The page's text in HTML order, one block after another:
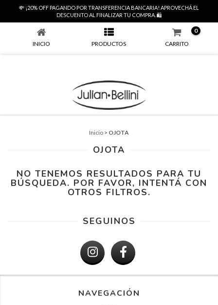
💸 ¡20% OFF PAGANDO POR TRANSFERENCIA BANCARIA! APROVECHÁ EL
DESCUENTO AL FINALIZAR TU COMPRA. 🛍️
OJOTA
INICIO PRODUCTOS CARRITO
0
Inicio > OJOTA
OJOTA
NO TENEMOS RESULTADOS PARA TU
BÚSQUEDA. POR FAVOR, INTENTÁ CON
OTROS FILTROS.
SEGUINOS
NAVEGACIÓN